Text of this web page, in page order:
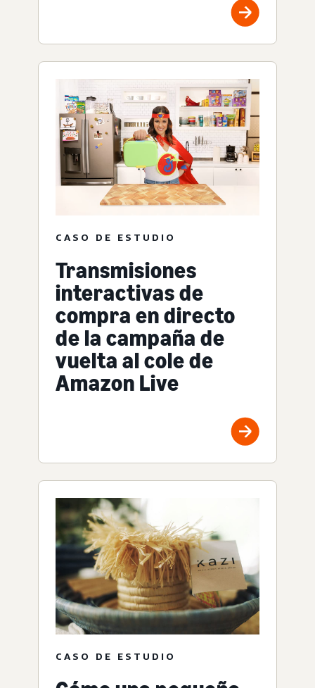
CASO DE ESTUDIO
Transmisiones
interactivas de
compra en directo
de la campaña de
vuelta al cole de
Amazon Live
CASO DE ESTUDIO